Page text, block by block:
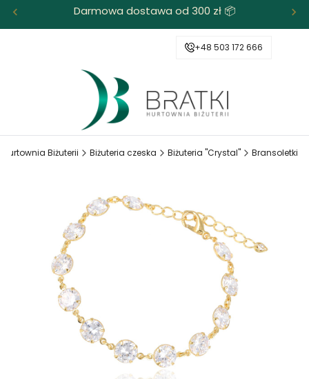
Darmowa dostawa od 300 zł 📦
+48 503 172 666
Hurtownia Biżuterii Biżuteria czeska Biżuteria "Crystal" Bransoletki